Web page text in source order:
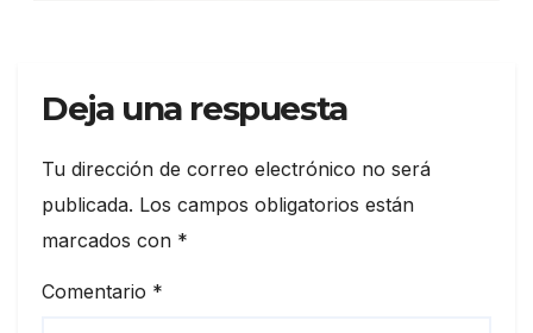
Deja una respuesta
Tu dirección de correo electrónico no será
publicada. Los campos obligatorios están
marcados con *
Comentario *